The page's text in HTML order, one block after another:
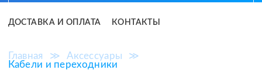
ДОСТАВКА И ОПЛАТА КОНТАКТЫ
Главная ≫ Аксессуары
≫
Кабели и переходники